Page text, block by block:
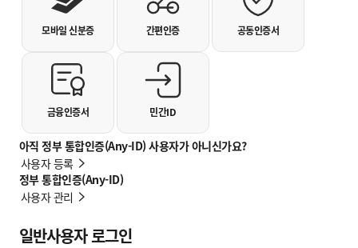
아직 정부 통합인증(Any-ID) 사용자가 아니신가요?
사용자 등록
정부 통합인증(Any-ID)
사용자 관리
모바일 신분증 간편인증 공동인증서
금융인증서 민간ID
일반사용자 로그인